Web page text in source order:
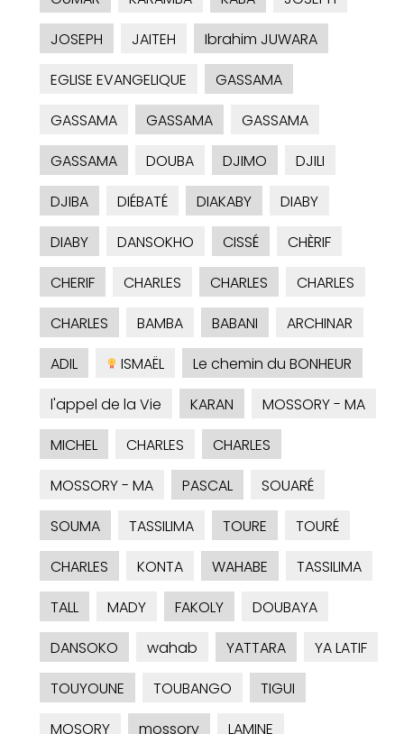
JOSEPH
JAITEH
Ibrahim JUWARA
EGLISE EVANGELIQUE
GASSAMA
GASSAMA
GASSAMA
GASSAMA
GASSAMA
DOUBA DJIMO
DJILI
DJIBA
DIÉBATÉ DIAKABY
DIABY
DIABY
DANSOKHO CISSÉ
CHÈRIF
CHERIF
CHARLES CHARLES
CHARLES
CHARLES
BAMBA BABANI
ARCHINAR
ADIL
ISMAËL
Le chemin du BONHEUR
l'appel de la Vie
KARAN
MOSSORY - MA
MICHEL
CHARLES
CHARLES
MOSSORY - MA
PASCAL
SOUARÉ
SOUMA
TASSILIMA TOURE
TOURÉ
CHARLES
KONTA WAHABE
TASSILIMA
TALL
MADY FAKOLY
DOUBAYA
DANSOKO
wahab YATTARA
YA LATIF
TOUYOUNE
TOUBANGO
TIGUI
MOSORY
mossory
LAMINE